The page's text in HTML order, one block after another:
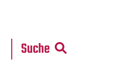
Suche